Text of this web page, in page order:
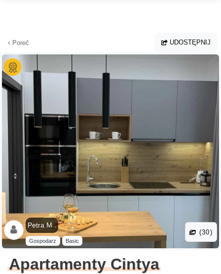
Poreč UDOSTĘPNIJ
Petra M .
Gospodarz Basic
(30)
Apartamenty Cintya